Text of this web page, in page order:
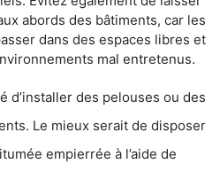
abords des bâtiments, car les
dans des espaces libres et
mal entretenus.
d’installer des pelouses ou des
Le mieux serait de disposer
empierrée à l’aide de